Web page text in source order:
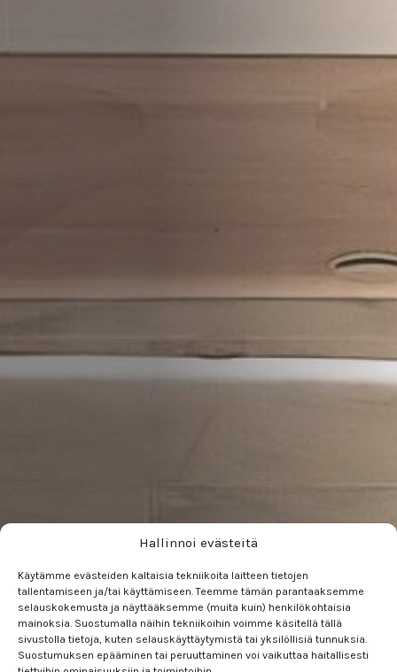
Hallinnoi evästeitä
Käytämme evästeiden kaltaisia tekniikoita laitteen tietojen
tallentamiseen ja/tai käyttämiseen. Teemme tämän parantaaksemme
selauskokemusta ja näyttääksemme (muita kuin) henkilökohtaisia
mainoksia. Suostumalla näihin tekniikoihin voimme käsitellä tällä
sivustolla tietoja, kuten selauskäyttäytymistä tai yksilöllisiä tunnuksia.
Suostumuksen epääminen tai peruuttaminen voi vaikuttaa haitallisesti
130 m², Eira, Helsinki
Huoneistoremontti,Keittiöremontti ,Kylpyhuoneremontti